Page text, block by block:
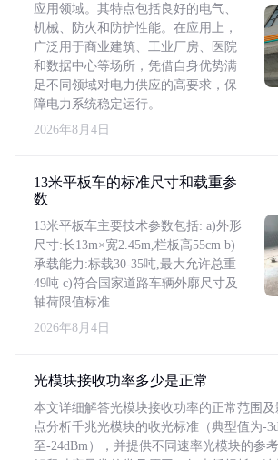
应用领域。其特点包括良好的电气、
机械、防火和防护性能。在应用上，
广泛用于商业建筑、工业厂房、医院
和数据中心等场所，凭借自身优势满
足不同领域对电力供应的高要求，保
障电力系统稳定运行。
2026年8月4日
13米平板车的标准尺寸和载重参
数
13米平板车主要技术参数包括: a)外形
尺寸:长13m×宽2.45m,栏板高55cm b)
承载能力:标载30-35吨,最大允许总重
49吨 c)符合国家道路车辆外廓尺寸及
轴荷限值标准
2026年8月4日
光模块接收功率多少是正常
本文详细解答光模块接收功率的正常范围
点分析千兆光模块的收光标准（典型值为-
至-24dBm），并提供不同速率光模块的参